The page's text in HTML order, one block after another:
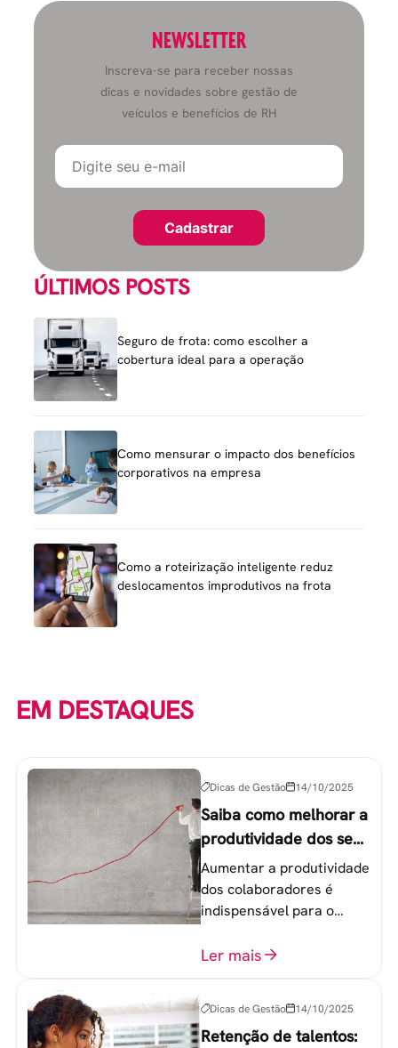
NEWSLETTER
Inscreva-se para receber nossas
dicas e novidades sobre gestão de
veículos e benefícios de RH
ÚLTIMOS POSTS
Seguro de frota: como escolher a
cobertura ideal para a operação
Como mensurar o impacto dos benefícios
corporativos na empresa
Como a roteirização inteligente reduz
deslocamentos improdutivos na frota
EM DESTAQUES
Dicas de Gestão 14/10/2025
Saiba como melhorar a
produtividade dos seus
colaboradores
Aumentar a produtividade
dos colaboradores é
indispensável para o
equipe de trabalho. 6
Ler mais
Dicas de Gestão 14/10/2025
Retenção de talentos: